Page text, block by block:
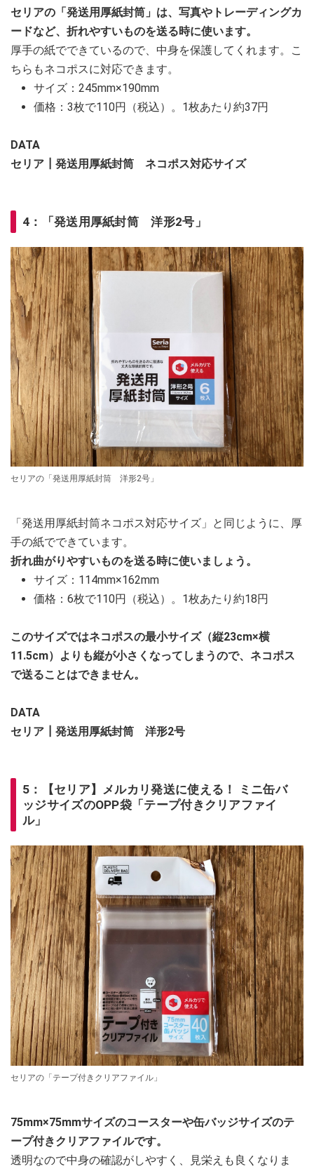
セリアの「発送用厚紙封筒」は、写真やトレーディングカ
ードなど、折れやすいものを送る時に使います。
厚手の紙でできているので、中身を保護してくれます。こ
ちらもネコポスに対応できます。
サイズ：245mm×190mm
価格：3枚で110円（税込）。1枚あたり約37円
DATA
セリア┃発送用厚紙封筒 ネコポス対応サイズ
4：「発送用厚紙封筒 洋形2号」
セリアの「発送用厚紙封筒 洋形2号」
「発送用厚紙封筒ネコポス対応サイズ」と同じように、厚
手の紙でできています。
折れ曲がりやすいものを送る時に使いましょう。
サイズ：114mm×162mm
価格：6枚で110円（税込）。1枚あたり約18円
このサイズではネコポスの最小サイズ（縦23cm×横
11.5cm）よりも縦が小さくなってしまうので、ネコポス
で送ることはできません。
DATA
セリア┃発送用厚紙封筒 洋形2号
5：【セリア】メルカリ発送に使える！ ミニ缶バ
ッジサイズのOPP袋「テープ付きクリアファイ
ル」
セリアの「テープ付きクリアファイル」
75mm×75mmサイズのコースターや缶バッジサイズのテ
ープ付きクリアファイルです。
透明なので中身の確認がしやすく、見栄えも良くなりま